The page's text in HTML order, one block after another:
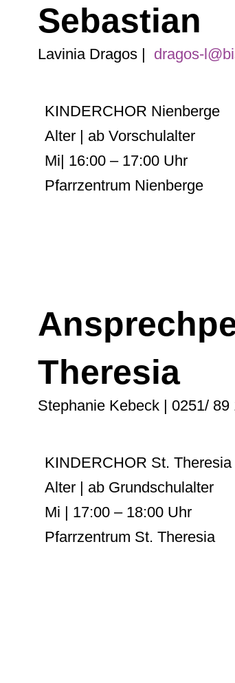
Sebastian
Lavinia Dragos | dragos-
KINDERCHOR Nienberge
Alter | ab Vorschulalter
Mi| 16:00 – 17:00 Uhr
Pfarrzentrum Nienberge
Theresia
Stephanie Kebeck | 0251/ 89
KINDERCHOR St. Theresia
Alter | ab Grundschulalter
Mi | 17:00 – 18:00 Uhr
Pfarrzentrum St. Theresia